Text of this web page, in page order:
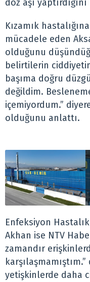
doz aşı
Kızamık
mücadele eden
olduğunu
belirtilerin
başıma doğru
değildim.
içemiyordum.”
olduğunu anlattı.
Enfeksiyon
Akhan ise NTV
zamandır
yetişkinlerde daha